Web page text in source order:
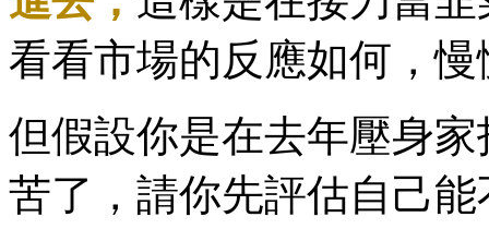
看看市場的反應如何，
但假設你是在去年壓身
苦了，請你先評估自己